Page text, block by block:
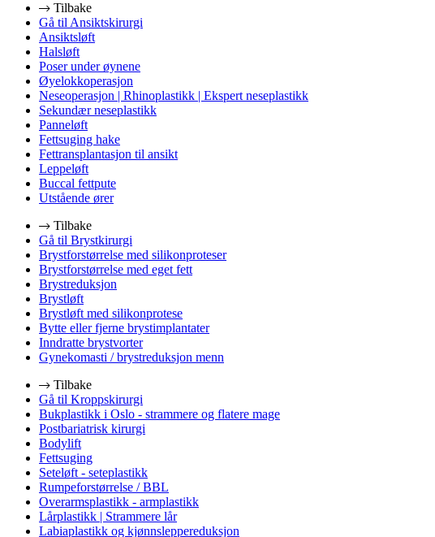
Tilbake
Gå til Ansiktskirurgi
Ansiktsløft
Halsløft
Poser under øynene
Øyelokkoperasjon
Neseoperasjon | Rhinoplastikk | Ekspert neseplastikk
Sekundær neseplastikk
Panneløft
Fettsuging hake
Fettransplantasjon til ansikt
Leppeløft
Buccal fettpute
Utstående ører
Tilbake
Gå til Brystkirurgi
Brystforstørrelse med silikonproteser
Brystforstørrelse med eget fett
Brystreduksjon
Brystløft
Brystløft med silikonprotese
Bytte eller fjerne brystimplantater
Inndratte brystvorter
Gynekomasti / brystreduksjon menn
Tilbake
Gå til Kroppskirurgi
Bukplastikk i Oslo - strammere og flatere mage
Postbariatrisk kirurgi
Bodylift
Fettsuging
Seteløft - seteplastikk
Rumpeforstørrelse / BBL
Overarmsplastikk - armplastikk
Lårplastikk | Strammere lår
Labiaplastikk og kjønnsleppereduksjon